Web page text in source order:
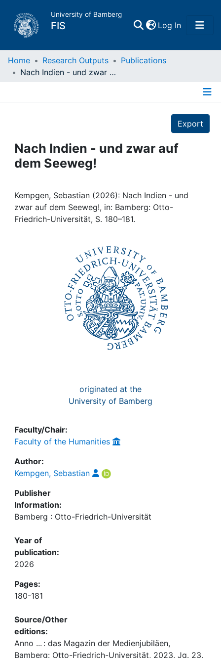
University of Bamberg
FIS Log In(current)
Home
Projects
People
Institutions
Awards
Home Research Outputs
Publications
Nach Indien - und zwar auf dem Seeweg!
Export
Nach Indien - und zwar auf
dem Seeweg!
Kempgen, Sebastian (2026): Nach Indien - und
zwar auf dem Seeweg!, in: Bamberg: Otto-
Friedrich-Universität, S. 180–181.
originated at the
University of Bamberg
Faculty/Chair:
Faculty of the Humanities
Author:
Kempgen, Sebastian
Publisher
Information:
Bamberg : Otto-Friedrich-Universität
Year of
publication:
2026
Pages:
180-181
Source/Other
editions:
Anno ... : das Magazin der Medienjubiläen,
Bamberg: Otto-Friedrich-Universität, 2023, Jg. 23,